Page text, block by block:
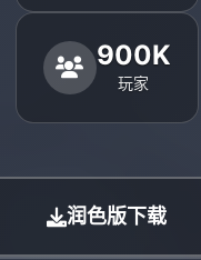
900K
玩家
润色版下载